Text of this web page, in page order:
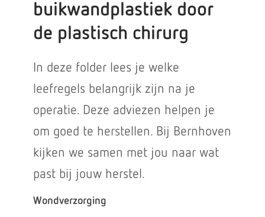
buikwandplastiek door
de plastisch chirurg
In deze folder lees je welke
leefregels belangrijk zijn na je
operatie. Deze adviezen helpen je
om goed te herstellen. Bij Bernhoven
kijken we samen met jou naar wat
past bij jouw herstel.
Wondverzorging